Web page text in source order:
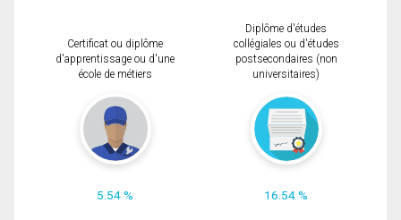
Certificat ou diplôme
d'apprentissage ou d'une
école de métiers
5.54 %
Diplôme d'études
collégiales ou d'études
postsecondaires (non
universitaires)
16.54 %